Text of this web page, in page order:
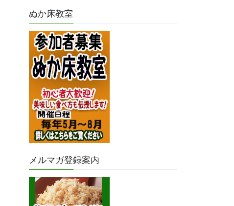
ぬか床教室
メルマガ登録案内